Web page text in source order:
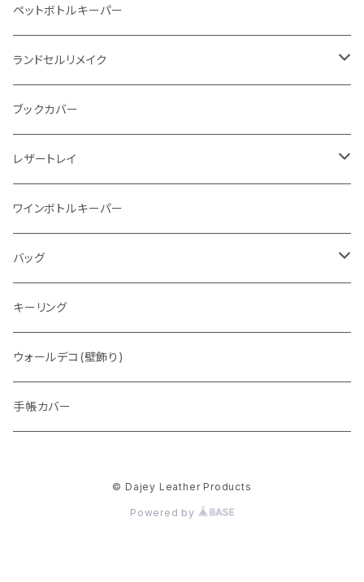
イントレチャート 編み込みアートウォレット
"Crammy"L字フラップウォレット
"メッセージ"カリグラフィーウォレット
イントレチャート
ラウンドファスナー
ペットボトルキーパー
ランドセルリメイク
写真立て
ブックカバー
レザートレイ
番外編"Wave"
通常盤
ワインボトルキーパー
バッグ
トートバッグ
ウォレットバッグ
キーリング
ウォールデコ(壁飾り)
手帳カバー
© Dajey Leather Products
Powered by